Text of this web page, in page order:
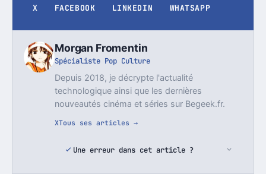
X FACEBOOK LINKEDIN WHATSAPP
Morgan Fromentin
Spécialiste Pop Culture
Depuis 2018, je décrypte l'actualité
technologique ainsi que les dernières
nouveautés cinéma et séries sur Begeek.fr.
XTous ses articles →
Une erreur dans cet article ?